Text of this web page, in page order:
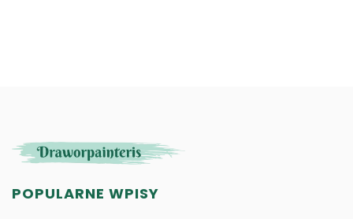
POPULARNE WPISY